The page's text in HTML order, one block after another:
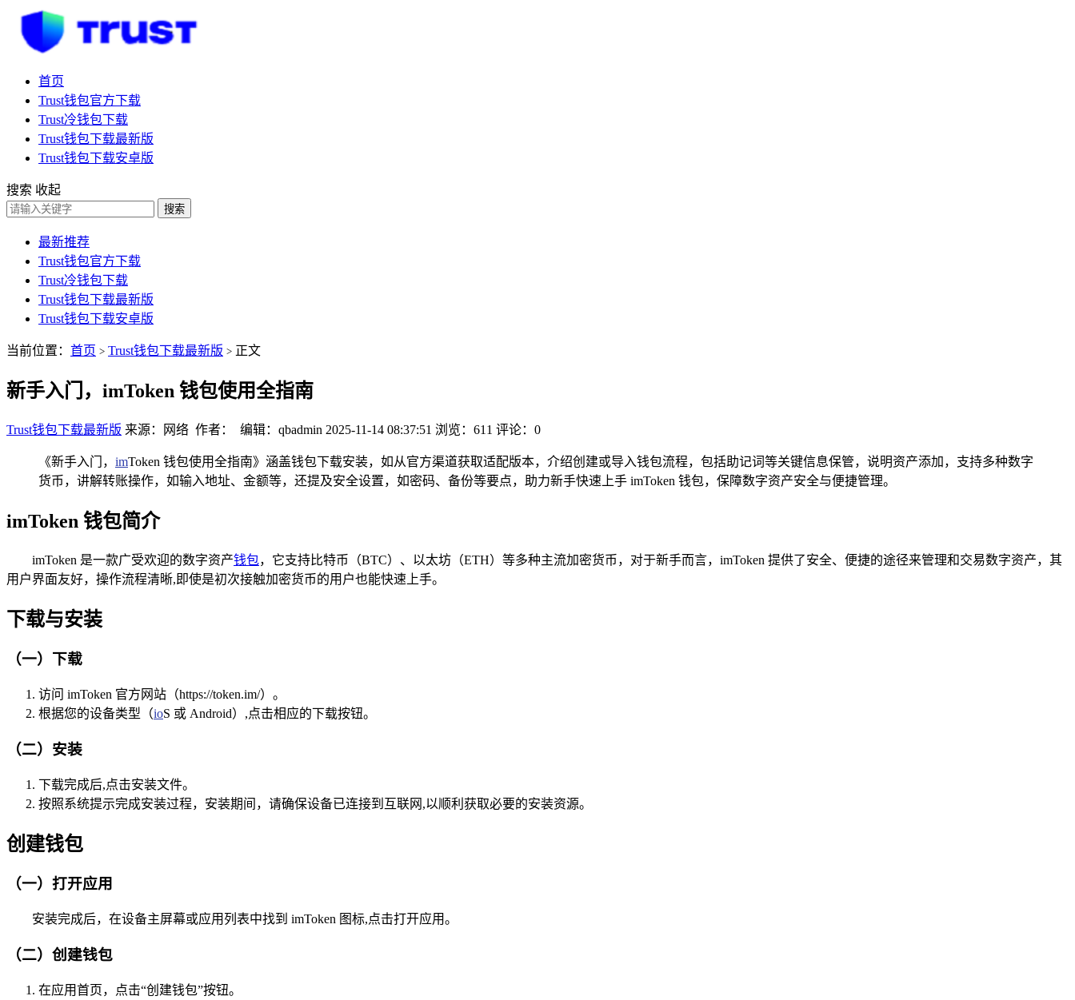
首页
Trust钱包官方下载
Trust冷钱包下载
Trust钱包下载最新版
Trust钱包下载安卓版
搜索 收起
搜索
最新推荐
Trust钱包官方下载
Trust冷钱包下载
Trust钱包下载最新版
Trust钱包下载安卓版
当前位置： 首页 > Trust钱包下载最新版 > 正文
新手入门，imToken 钱包使用全指南
Trust钱包下载最新版 来源：网络 作者： 编辑：qbadmin 2025-11-14 08:37:51 浏览：611 评论：0
《新手入门， imToken 钱包使用全指南》涵盖钱包下载安装，如从官方渠道获取适配版本，介绍创建或导入钱包流程，包括助记词等关键信息保管，说明资产添加，支持多种数字
货币，讲解转账操作，如输入地址、金额等，还提及安全设置，如密码、备份等要点，助力新手快速上手 imToken 钱包，保障数字资产安全与便捷管理。
imToken 钱包简介
imToken 是一款广受欢迎的数字资产钱包，它支持比特币（BTC）、以太坊（ETH）等多种主流加密货币，对于新手而言，imToken 提供了安全、便捷的途径来管理和交易数字资产，其
用户界面友好，操作流程清晰,即使是初次接触加密货币的用户也能快速上手。
下载与安装
（一）下载
访问 imToken 官方网站（https://token.im/）。
根据您的设备类型（ioS 或 Android）,点击相应的下载按钮。
（二）安装
下载完成后,点击安装文件。
按照系统提示完成安装过程，安装期间，请确保设备已连接到互联网,以顺利获取必要的安装资源。
创建钱包
（一）打开应用
安装完成后，在设备主屏幕或应用列表中找到 imToken 图标,点击打开应用。
（二）创建钱包
在应用首页，点击“创建钱包”按钮。